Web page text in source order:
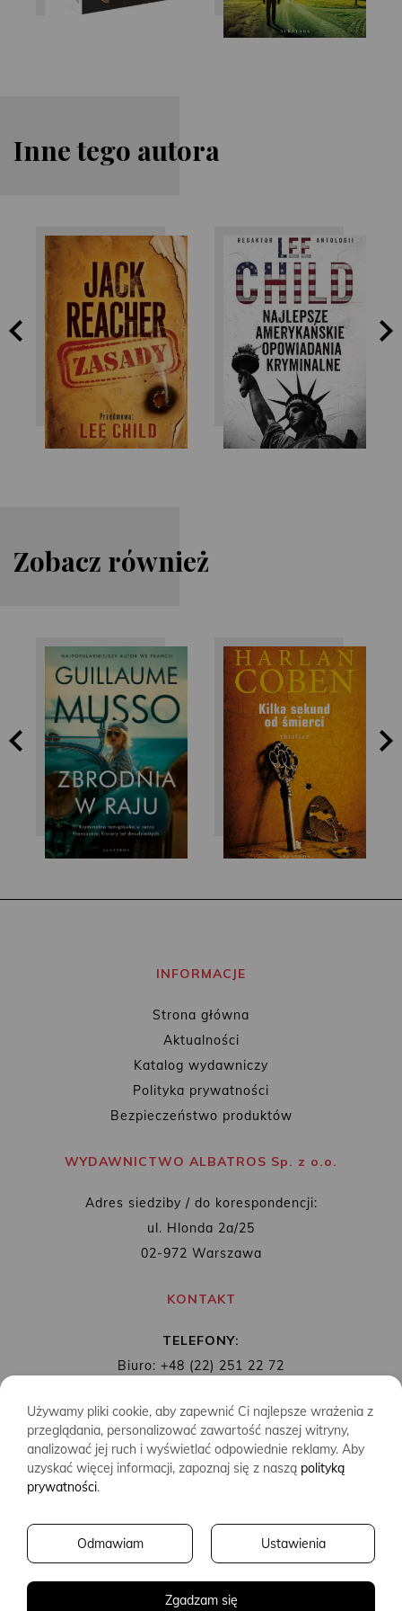
Inne tego autora
Lee Child
Lee Child
Zobacz również
Guillaume Musso Harlan Coben
INFORMACJE
Strona główna
Aktualności
Katalog wydawniczy
Polityka prywatności
Bezpieczeństwo produktów
WYDAWNICTWO ALBATROS Sp. z o.o.
Adres siedziby / do korespondencji:
ul. Hlonda 2a/25
02-972 Warszawa
KONTAKT
TELEFONY:
Biuro: +48 (22) 251 22 72
MAIL: biuro@wydawnictwoalbatros.com
COPYRIGHTS
WYDAWNICTWO ALBATROS
CREATED BY2SIDES.PL
Używamy pliki cookie, aby zapewnić Ci najlepsze wrażenia z
przeglądania, personalizować zawartość naszej witryny,
analizować jej ruch i wyświetlać odpowiednie reklamy. Aby
uzyskać więcej informacji, zapoznaj się z naszą polityką
prywatności.
Zgadzam się
Ustawienia
Odmawiam